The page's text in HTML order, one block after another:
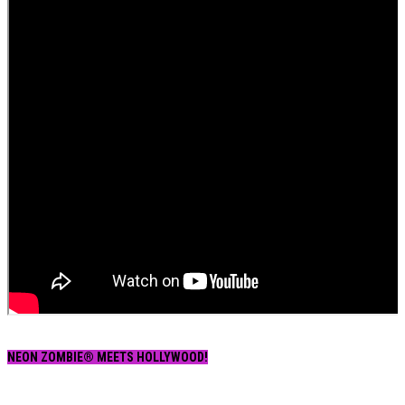
NEON ZOMBIE® MEETS HOLLYWOOD!